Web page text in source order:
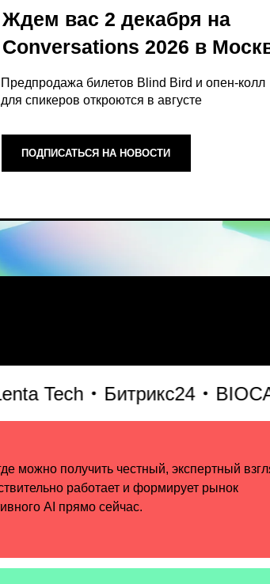
билетов Blind Bird и опен-колл
в августе
2026 в Москве
НА НОВОСТИ
Tech Битрикс24 BIOCAD
честный, экспертный взгляд на то,
и формирует рынок
сейчас.